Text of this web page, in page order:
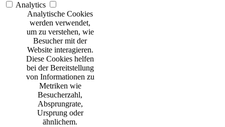
Analytics
Analytische Cookies
werden verwendet,
um zu verstehen, wie
Besucher mit der
Website interagieren.
Diese Cookies helfen
bei der Bereitstellung
von Informationen zu
Metriken wie
Besucherzahl,
Absprungrate,
Ursprung oder
ähnlichem.